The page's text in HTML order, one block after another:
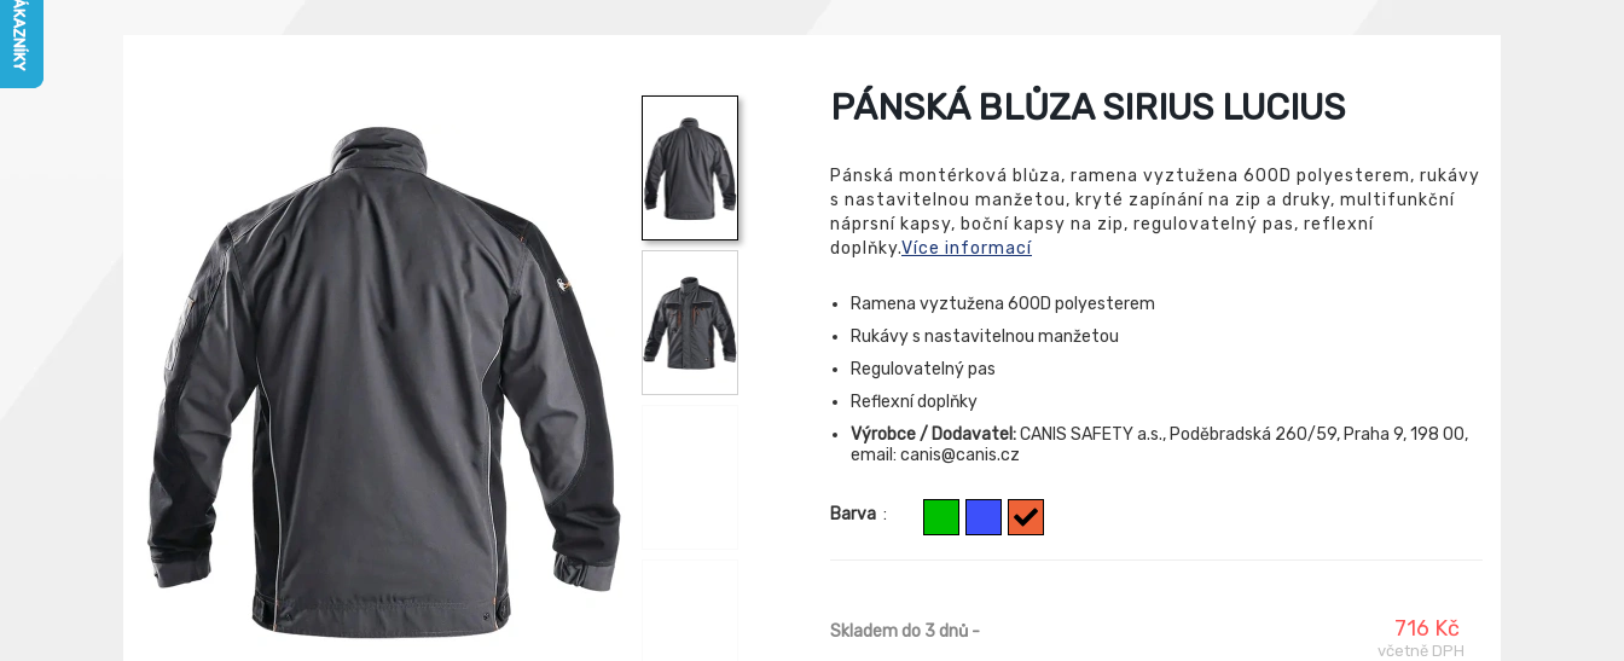
PÁNSKÁ BLŮZA SIRIUS LUCIUS
Pánská montérková blůza, ramena vyztužena 600D polyesterem, rukávy
s nastavitelnou manžetou, kryté zapínání na zip a druky, multifunkční
náprsní kapsy, boční kapsy na zip, regulovatelný pas, reflexní
doplňky.Více informací
Ramena vyztužena 600D polyesterem
Rukávy s nastavitelnou manžetou
Regulovatelný pas
Reflexní doplňky
Výrobce / Dodavatel:CANIS SAFETY a.s., Poděbradská 260/59, Praha 9, 198 00,
email: canis@canis.cz
Barva :
Skladem do 3 dnů - 716 Kč
včetně DPH